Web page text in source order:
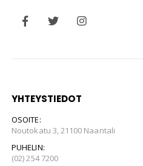
YHTEYSTIEDOT
OSOITE:
Noutokatu 3, 21100 Naantali
PUHELIN:
(02) 254 7200